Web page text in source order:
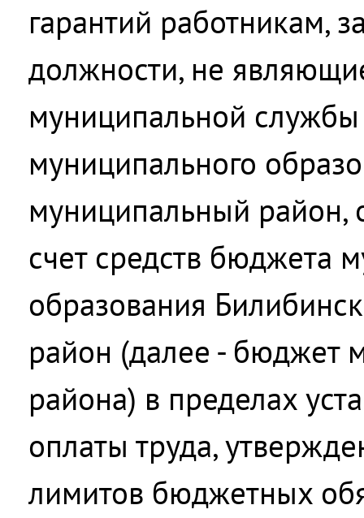
гарантий работникам,
должности, не
муниципальной
муниципального
муниципальный район,
счет средств бюджета
образования
район (далее - бюджет
района) в пределах
оплаты труда,
лимитов бюджетных